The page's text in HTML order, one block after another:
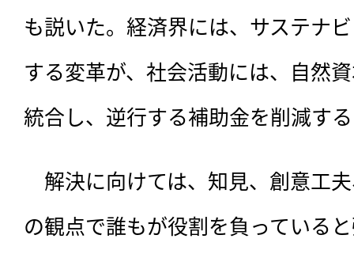
も説いた。経済界には、サステナ
する変革が、社会活動には、自然
統合し、逆行する補助金を削減す
解決に向けては、知見、創意工
の観点で誰もが役割を負っている